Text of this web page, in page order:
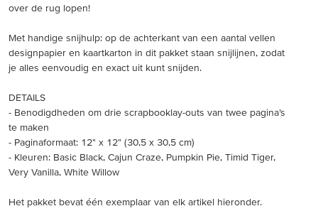
over de rug lopen!
Met handige snijhulp: op de achterkant van een aantal vellen
designpapier en kaartkarton in dit pakket staan snijlijnen, zodat
je alles eenvoudig en exact uit kunt snijden.
DETAILS
- Benodigdheden om drie scrapbooklay-outs van twee pagina’s
te maken
- Paginaformaat: 12" x 12" (30,5 x 30,5 cm)
- Kleuren: Basic Black, Cajun Craze, Pumpkin Pie, Timid Tiger,
Very Vanilla, White Willow
Het pakket bevat één exemplaar van elk artikel hieronder.